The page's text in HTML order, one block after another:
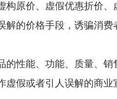
构原价、虚假优惠折价、
解的价格手段，诱骗消费
的性能、功能、质量、销
虚假或者引人误解的商业